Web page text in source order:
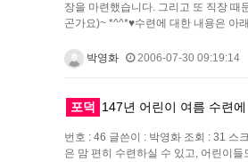
장을 마련했습니다. 그리고 또 직장
곤가요)~ *^^*♥수련에 대한 내용은 아
박영화 2006-07-30 09:19:14
포덕 147년 어린이 여름 수련에
번호 : 46 글쓴이 : 박영화 조회 : 31 스
은 맘 편히 수련하실 수 있고, 어린이